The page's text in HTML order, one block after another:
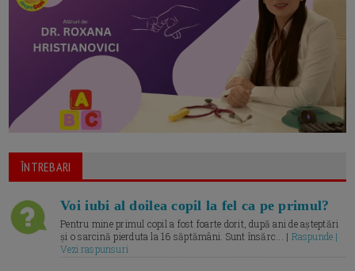
ÎNTREBARI
Voi iubi al doilea copil la fel ca pe primul?
Pentru mine primul copil a fost foarte dorit, după ani de așteptări
și o sarcină pierduta la 16 săptămâni. Sunt însărc... | Raspunde |
Vezi raspunsuri